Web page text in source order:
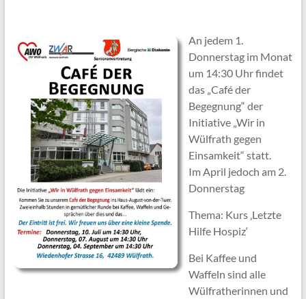
An jedem 1.
Donnerstag im Monat
um 14:30 Uhr findet
das „Café der
Begegnung“ der
Initiative „Wir in
Wülfrath gegen
Einsamkeit“ statt.
Im April jedoch am 2.
Donnerstag
Thema: Kurs ‚Letzte
Hilfe Hospiz‘
Bei Kaffee und
Waffeln sind alle
Wülfratherinnen und